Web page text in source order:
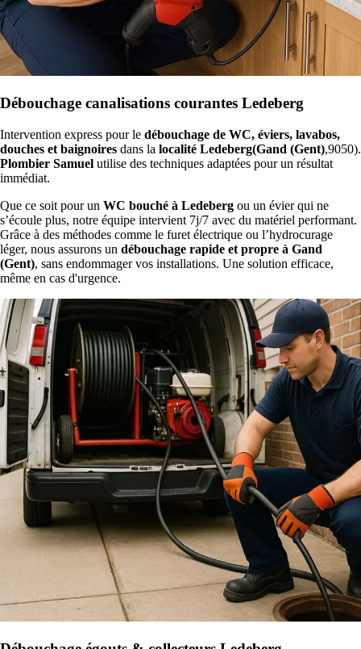
Débouchage canalisations courantes Ledeberg
Intervention express pour le débouchage de WC, éviers, lavabos,
douches et baignoires dans la localité Ledeberg(Gand (Gent),9050).
Plombier Samuel utilise des techniques adaptées pour un résultat
immédiat.
Que ce soit pour un WC bouché à Ledeberg ou un évier qui ne
s’écoule plus, notre équipe intervient 7j/7 avec du matériel performant.
Grâce à des méthodes comme le furet électrique ou l’hydrocurage
léger, nous assurons un débouchage rapide et propre à Gand
(Gent), sans endommager vos installations. Une solution efficace,
même en cas d'urgence.